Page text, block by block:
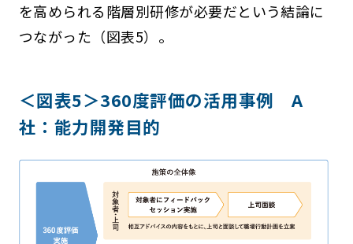
を高められる階層別研修が必要だという結論に
つながった（図表5）。
＜図表5＞360度評価の活用事例 A
社：能力開発目的